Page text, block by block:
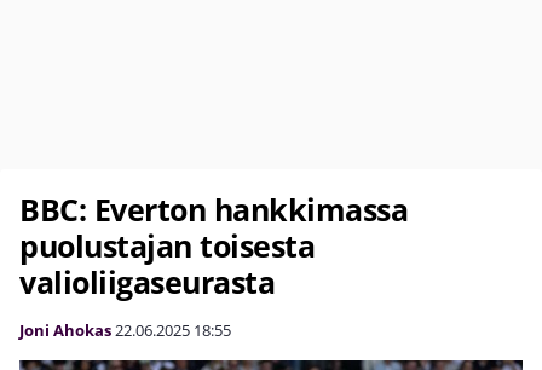
BBC: Everton hankkimassa
puolustajan toisesta
valioliigaseurasta
Joni Ahokas22.06.2025 18:55